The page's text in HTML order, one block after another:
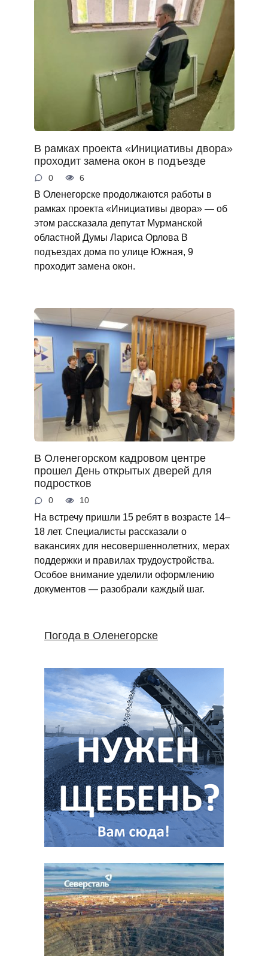
В рамках проекта «Инициативы двора»
проходит замена окон в подъезде
0 6
В Оленегорске продолжаются работы в
рамках проекта «Инициативы двора» — об
этом рассказала депутат Мурманской
областной Думы Лариса Орлова В
подъездах дома по улице Южная, 9
проходит замена окон.
В Оленегорском кадровом центре
прошел День открытых дверей для
подростков
0 10
На встречу пришли 15 ребят в возрасте 14–
18 лет. Специалисты рассказали о
вакансиях для несовершеннолетних, мерах
поддержки и правилах трудоустройства.
Особое внимание уделили оформлению
документов — разобрали каждый шаг.
Погода в Оленегорске